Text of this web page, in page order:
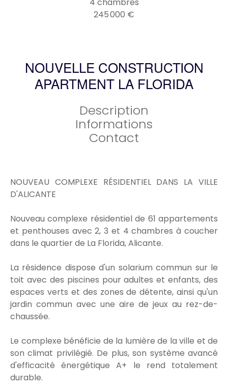
4 chambres
245 000 €
NOUVELLE CONSTRUCTION
APARTMENT LA FLORIDA
Description
Informations
Contact
NOUVEAU COMPLEXE RÉSIDENTIEL DANS LA VILLE
D'ALICANTE
Nouveau complexe résidentiel de 61 appartements
et penthouses avec 2, 3 et 4 chambres à coucher
dans le quartier de La Florida, Alicante.
La résidence dispose d'un solarium commun sur le
toit avec des piscines pour adultes et enfants, des
espaces verts et des zones de détente, ainsi qu'un
jardin commun avec une aire de jeux au rez-de-
chaussée.
Le complexe bénéficie de la lumière de la ville et de
son climat privilégié. De plus, son système avancé
d'efficacité énergétique A+ le rend totalement
durable.